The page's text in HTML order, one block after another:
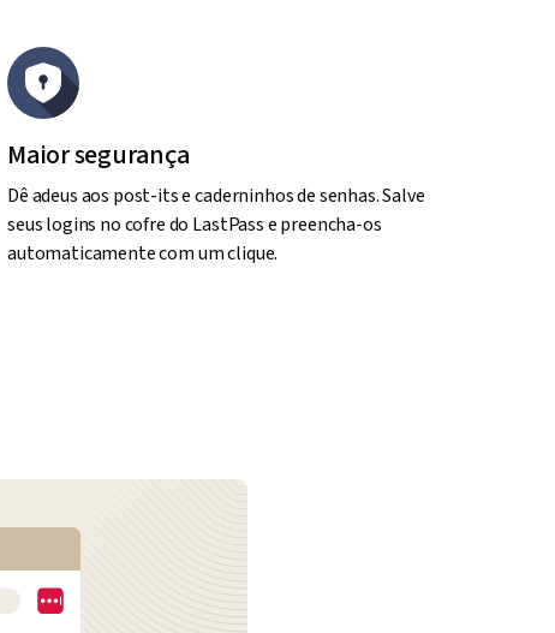
Maior segurança
Dê adeus aos post-its e caderninhos de senhas. Salve
seus logins no cofre do LastPass e preencha-os
automaticamente com um clique.